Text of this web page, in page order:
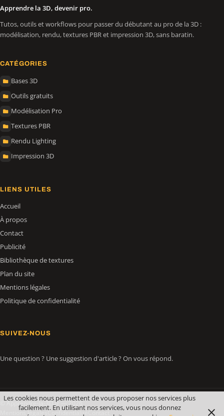
Apprendre la 3D, devenir pro.
Tutos, outils et workflows pour passer du débutant au pro de la 3D :
modélisation, rendu, textures PBR et impression 3D, sans baratin.
CATÉGORIES
Bases 3D
Outils gratuits
Modélisation Pro
Textures PBR
Rendu Lighting
Impression 3D
LIENS UTILES
Accueil
À propos
Contact
Publicité
Bibliothèque de textures
Plan du site
Mentions légales
Politique de confidentialité
SUIVEZ-NOUS
Une question ? Une suggestion d'article ? On vous répond.
© Apprendre-la-3D.fr — 2026
Mentions légalesConfidentialitéContact
Les cookies nous permettent de vous proposer nos services plus
facilement. En utilisant nos services, vous nous donnez